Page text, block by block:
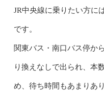
JR中央線に乗りたい方に
です。
関東バス・南口バス停か
り換えなしで出られ、本
め、待ち時間もあまりあ